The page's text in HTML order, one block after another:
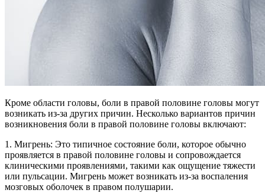
Кроме области головы, боли в правой половине головы могут
возникать из-за других причин. Несколько вариантов причин
возникновения боли в правой половине головы включают:
1. Мигрень: Это типичное состояние боли, которое обычно
проявляется в правой половине головы и сопровождается
клиническими проявлениями, такими как ощущение тяжести
или пульсации. Мигрень может возникать из-за воспаления
мозговых оболочек в правом полушарии.